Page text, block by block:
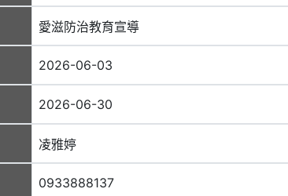
愛滋防治教育宣導
2026-06-03
2026-06-30
凌雅婷
0933888137